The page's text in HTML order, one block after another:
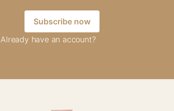
Subscribe now
Already have an account?